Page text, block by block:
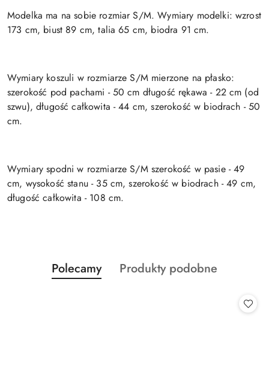
Modelka ma na sobie rozmiar S/M. Wymiary modelki: wzrost
173 cm, biust 89 cm, talia 65 cm, biodra 91 cm.
Wymiary koszuli w rozmiarze S/M mierzone na płasko:
szerokość pod pachami - 50 cm długość rękawa - 22 cm (od
szwu), długość całkowita - 44 cm, szerokość w biodrach - 50
cm.
Wymiary spodni w rozmiarze S/M szerokość w pasie - 49
cm, wysokość stanu - 35 cm, szerokość w biodrach - 49 cm,
długość całkowita - 108 cm.
Pomiń karuzelę produktów
Produkty
o
Polecamy
Produkty
Produkty podobne